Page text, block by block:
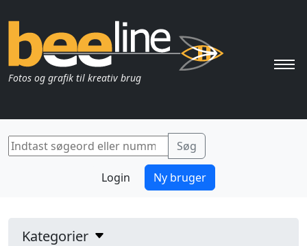
Fotos og grafik til kreativ brug
Login Ny bruger
Kategorier